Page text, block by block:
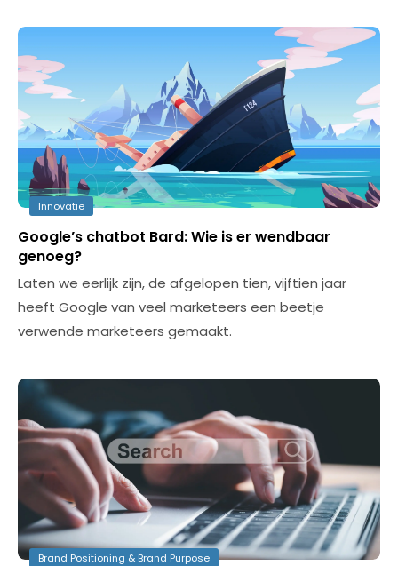
Innovatie
Google’s chatbot Bard: Wie is er wendbaar
genoeg?
Laten we eerlijk zijn, de afgelopen tien, vijftien jaar
heeft Google van veel marketeers een beetje
verwende marketeers gemaakt.
Brand Positioning & Brand Purpose